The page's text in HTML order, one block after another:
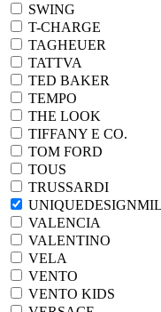
SWING
T-CHARGE
TAGHEUER
TATTVA
TED BAKER
TEMPO
THE LOOK
TIFFANY E CO.
TOM FORD
TOUS
TRUSSARDI
VALENCIA
VALENTINO
VELA
VENTO
VENTO KIDS